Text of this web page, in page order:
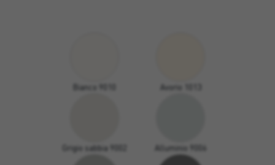
Bianco 9010 Avorio 1013
Grigio sabbia 9002 Alluminio 9006